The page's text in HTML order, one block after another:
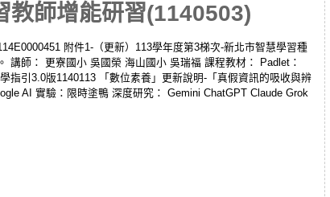
教師增能研習(1140503)
附件1-（更新）113學年度第3梯次-新北市智慧學習種
師： 更寮國小 吳國榮 海山國小 吳瑞福 課程教材： Padlet：
指引3.0版1140113 「數位素養」更新說明-「真假資訊的吸收與辨
AI 實驗：限時塗鴨 深度研究： Gemini ChatGPT Claude Grok